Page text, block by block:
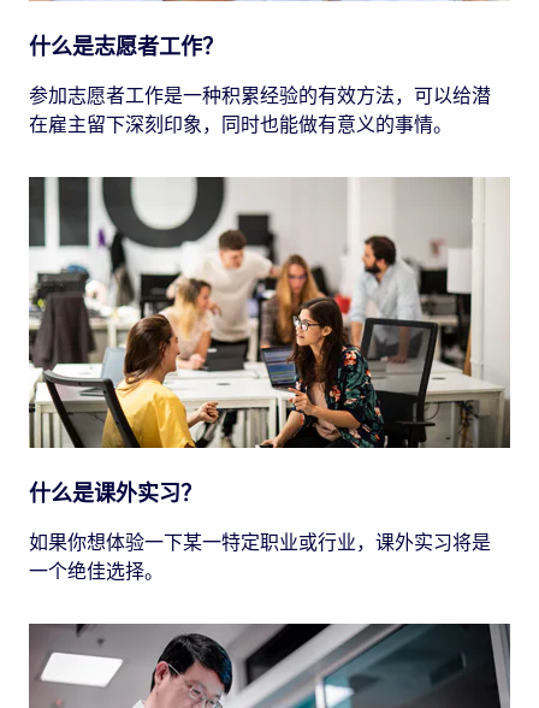
什么是志愿者工作？
参加志愿者工作是一种积累经验的有效方法，可以给潜
在雇主留下深刻印象，同时也能做有意义的事情。
什么是课外实习？
如果你想体验一下某一特定职业或行业，课外实习将是
一个绝佳选择。